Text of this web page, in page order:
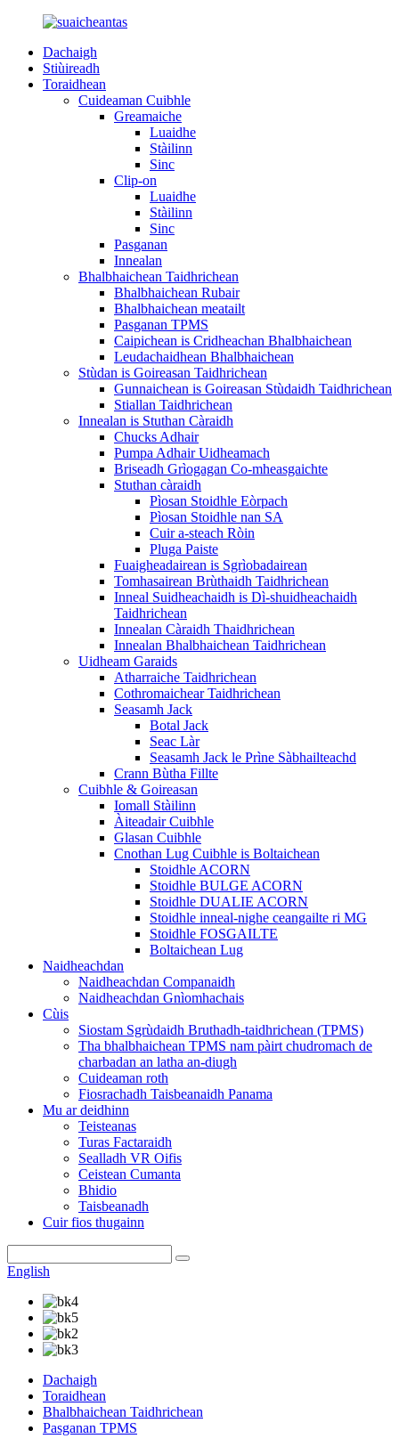
Dachaigh
Stiùireadh
Toraidhean
Cuideaman Cuibhle
Greamaiche
Luaidhe
Stàilinn
Sinc
Clip-on
Luaidhe
Stàilinn
Sinc
Pasganan
Innealan
Bhalbhaichean Taidhrichean
Bhalbhaichean Rubair
Bhalbhaichean meatailt
Pasganan TPMS
Caipichean is Cridheachan Bhalbhaichean
Leudachaidhean Bhalbhaichean
Stùdan is Goireasan Taidhrichean
Gunnaichean is Goireasan Stùdaidh Taidhrichean
Stiallan Taidhrichean
Innealan is Stuthan Càraidh
Chucks Adhair
Pumpa Adhair Uidheamach
Briseadh Grìogagan Co-mheasgaichte
Stuthan càraidh
Pìosan Stoidhle Eòrpach
Pìosan Stoidhle nan SA
Cuir a-steach Ròin
Pluga Paiste
Fuaigheadairean is Sgrìobadairean
Tomhasairean Brùthaidh Taidhrichean
Inneal Suidheachaidh is Dì-shuidheachaidh
Taidhrichean
Innealan Càraidh Thaidhrichean
Innealan Bhalbhaichean Taidhrichean
Uidheam Garaids
Atharraiche Taidhrichean
Cothromaichear Taidhrichean
Seasamh Jack
Botal Jack
Seac Làr
Seasamh Jack le Prìne Sàbhailteachd
Crann Bùtha Fillte
Cuibhle & Goireasan
Iomall Stàilinn
Àiteadair Cuibhle
Glasan Cuibhle
Cnothan Lug Cuibhle is Boltaichean
Stoidhle ACORN
Stoidhle BULGE ACORN
Stoidhle DUALIE ACORN
Stoidhle inneal-nighe ceangailte ri MG
Stoidhle FOSGAILTE
Boltaichean Lug
Naidheachdan
Naidheachdan Companaidh
Naidheachdan Gnìomhachais
Cùis
Siostam Sgrùdaidh Bruthadh-taidhrichean (TPMS)
Tha bhalbhaichean TPMS nam pàirt chudromach de
charbadan an latha an-diugh
Cuideaman roth
Fiosrachadh Taisbeanaidh Panama
Mu ar deidhinn
Teisteanas
Turas Factaraidh
Sealladh VR Oifis
Ceistean Cumanta
Bhidio
Taisbeanadh
Cuir fios thugainn
English
Dachaigh
Toraidhean
Bhalbhaichean Taidhrichean
Pasganan TPMS